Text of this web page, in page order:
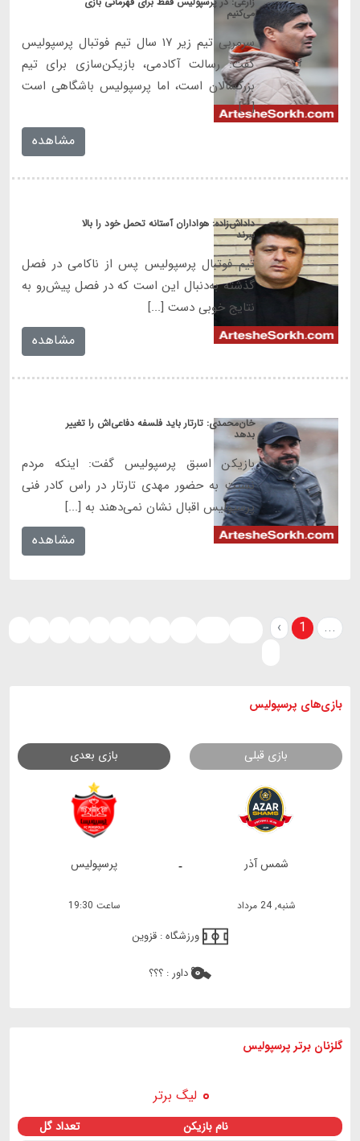
می‌کنیم
سرمربی تیم زیر ۱۷ سال تیم فوتبال پرسپولیس
گفت: رسالت آکادمی، بازیکن‌سازی برای تیم
بزرگسالان است، اما پرسپولیس باشگاهی است
[...]
مشاهده
داداش‌زاده: هواداران آستانه تحمل خود را بالا
ببرند
تیم فوتبال پرسپولیس پس از ناکامی در فصل
گذشته به‌دنبال این است که در فصل پیش‌رو به
نتایج خوبی دست [...]
مشاهده
خان‌محمدی: تارتار باید فلسفه دفاعی‌اش را تغییر
بدهد
بازیکن اسبق پرسپولیس گفت: اینکه مردم
نسبت به حضور مهدی تارتار در راس کادر فنی
پرسپولیس اقبال نشان نمی‌دهند به [...]
مشاهده
‹ 1 ...
بازی های پرسپولیس
بازی قبلی بازی بعدی
- شمس آذر پرسپولیس
شنبه, 24 مرداد ساعت 19:30
ورزشگاه : قزوین
داور : ؟؟؟
گلزنان برتر پرسپولیس
لیگ برتر
نام بازیکن تعداد گل